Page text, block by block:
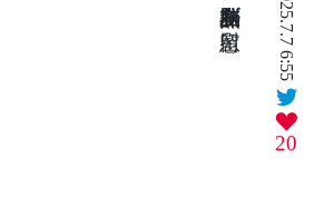
2025.7.7 6:55
20